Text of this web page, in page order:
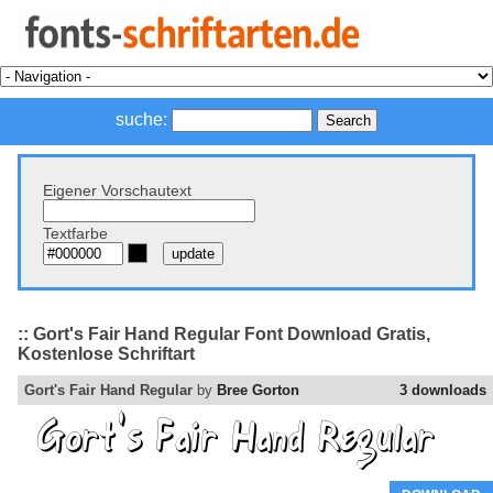
suche:
Eigener Vorschautext
Textfarbe
:: Gort's Fair Hand Regular Font Download Gratis,
Kostenlose Schriftart
3 downloads
Gort's Fair Hand Regular by Bree Gorton